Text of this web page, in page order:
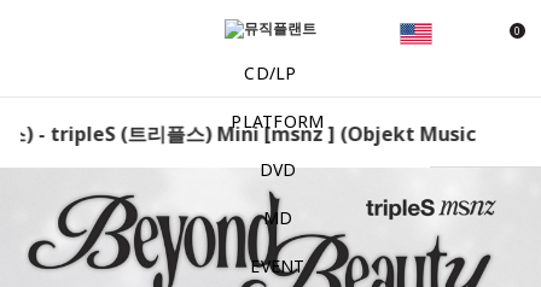
0
CD/LP
PLATFORM
DVD
MD
EVENT
) - tripleS (트리플스) Mini [msnz ] (Objekt Music